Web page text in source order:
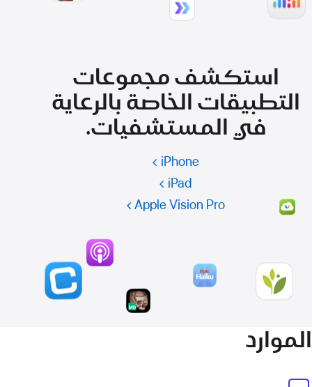
استكشف مجموعات
التطبيقات الخاصة بالرعاية
في المستشفيات.
iPhone‏
iPad‏
Apple Vision Pro‏
الموارد